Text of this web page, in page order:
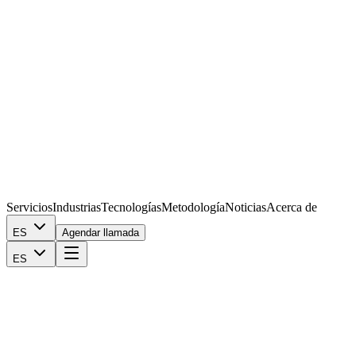
ServiciosIndustriasTecnologíasMetodologíaNoticiasAcerca de
ES Agendar llamada
ES